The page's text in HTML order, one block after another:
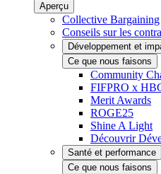
Aperçu
Collective Bargaining
Conseils sur les
Développement et
Ce que nous faisons
Community
FIFPRO x
Merit Awards
ROGE25
Shine A Light
Découvrir
Santé et performance
Ce que nous faisons